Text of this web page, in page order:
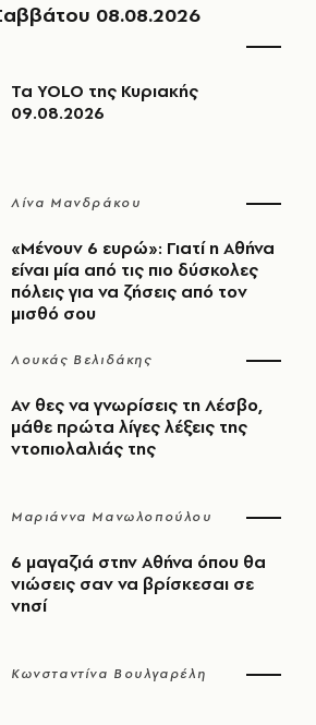
08.08.2026
Τα YOLO της Κυριακής
09.08.2026
Λίνα Μανδράκου
«Μένουν 6 ευρώ»: Γιατί η Αθήνα
είναι μία από τις πιο δύσκολες
πόλεις για να ζήσεις από τον
μισθό σου
Λουκάς Βελιδάκης
Αν θες να γνωρίσεις τη Λέσβο,
μάθε πρώτα λίγες λέξεις της
ντοπιολαλιάς της
Μαριάννα Μανωλοπούλου
6 μαγαζιά στην Αθήνα όπου θα
νιώσεις σαν να βρίσκεσαι σε
νησί
Κωνσταντίνα Βουλγαρέλη